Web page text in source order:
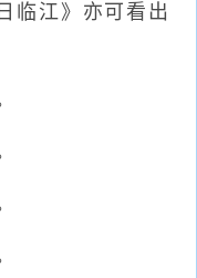
临江》亦可看出